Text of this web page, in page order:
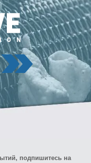
подпишитесь на